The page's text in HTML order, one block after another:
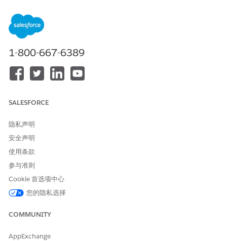
况。访问内容资源，例如视频、在线导览、Trailhead 和
Salesforce 帮助文章，以了解功能并获得配置帮助。发现更多
证。
设置 Net Zero Cloud 用户
在 Net Zero Cloud组织中配置用户简档、权限集和其他安全功
设置角色和权限，以便利益相关者（供应商、合作伙伴和附属公
司）可以使用您创建的 Experience Cloud 站点直接将可持续发
展数据上传到
启用数据漏斗
要使用数据处理引擎定义查询和计算 Salesforce 中可用的数
据，请向用户分配权限集并启用数据漏斗。
启用 Net Zero Cloud 功能
开的功能。
启用 Net Zero Cloud 自动化
1-800-667-6389
SALESFORCE
隐私声明
安全声明
使用条款
参与准则
Cookie 首选项中心
您的隐私选择
COMMUNITY
AppExchange